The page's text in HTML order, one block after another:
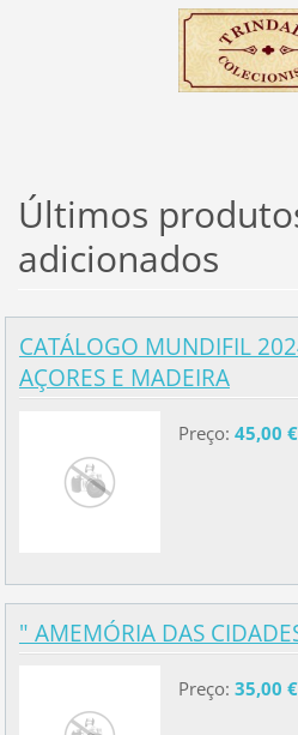
Últimos
adicionados
CATÁLOGO MUNDIFIL
AÇORES E MADEIRA
Preço: 45,00 €
" AMEMÓRIA DAS
Preço: 35,00 €